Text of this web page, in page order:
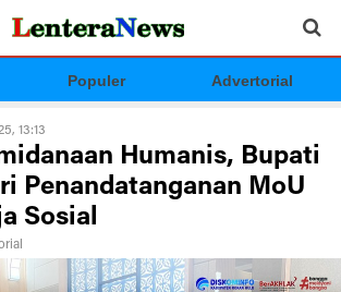
Populer Advertorial
13:13
Humanis, Bupati
Penandatanganan MoU
Sosial